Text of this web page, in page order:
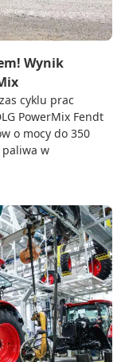
Wynik
cyklu prac
PowerMix Fendt
o mocy do 350
paliwa w